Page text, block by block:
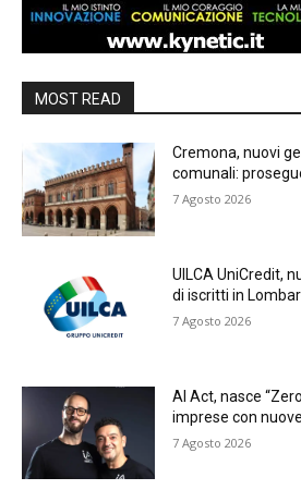
MOST READ
Cremona, nuovi
comunali:
7 Agosto 2026
UILCA UniCredit,
di iscritti in
7 Agosto 2026
AI Act, nasce
imprese con
7 Agosto 2026